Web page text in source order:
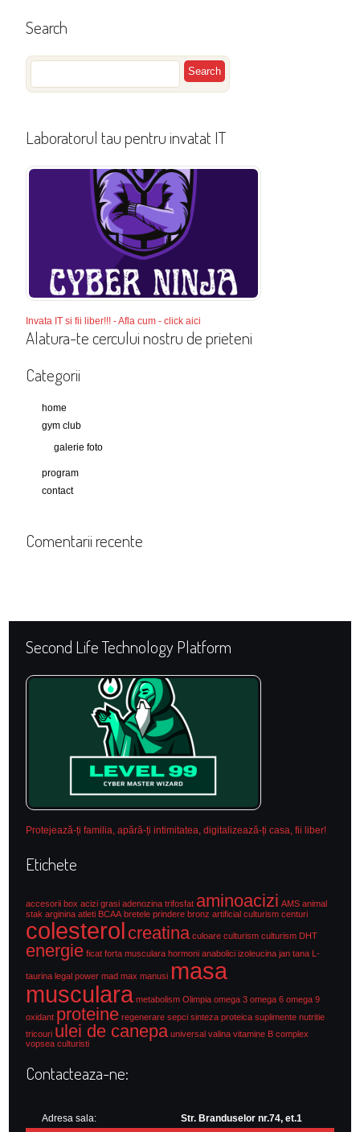
Search
Laboratorul tau pentru invatat IT
Invata IT si fii liber!!! - Afla cum - click aici
Alatura-te cercului nostru de prieteni
Categorii
home
gym club
galerie foto
program
contact
Comentarii recente
Second Life Technology Platform
Protejează-ți familia, apără-ți intimitatea, digitalizează-ți casa, fii liber!
Etichete
accesorii box acizi grasi adenozina trifosfat aminoacizi AMS animal
stak arginina atleti BCAA bretele prindere bronz artificial culturism centuri
colesterol creatina culoare culturism culturism DHT
energie ficat forta musculara hormoni anabolici izoleucina jan tana L-
taurina legal power mad max manusi masa
musculara metabolism Olimpia omega 3 omega 6 omega 9
oxidant proteine regenerare sepci sinteza proteica suplimente nutritie
tricouri ulei de canepa universal valina vitamine B complex
vopsea culturisti
Contacteaza-ne:
Adresa sala: Str. Branduselor nr.74, et.1